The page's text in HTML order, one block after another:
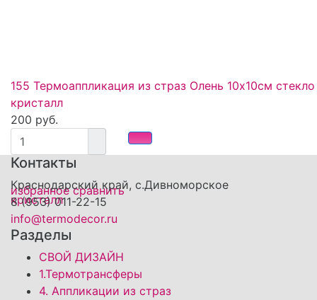
избранное сравнить
155 Термоаппликация из страз Олень 10х10см стекло
кристалл
200 руб.
Контакты
Краснодарский край, с.Дивноморское
8 (953) 011-22-15
info@termodecor.ru
Разделы
СВОЙ ДИЗАЙН
1.Термотрансферы
4. Аппликации из страз